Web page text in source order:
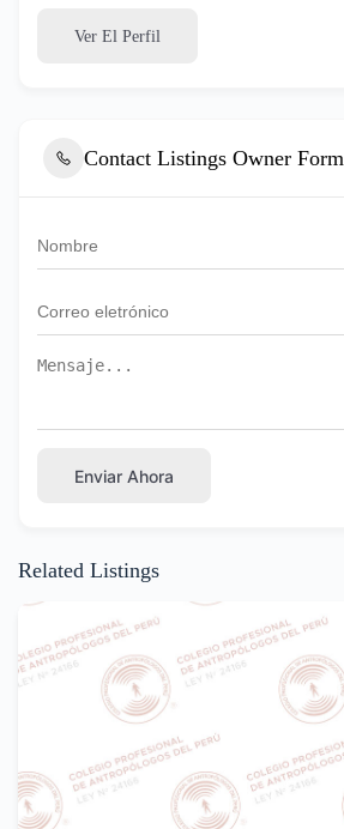
Ver El Perfil
Contact Listings Owner Form
Enviar Ahora
Related Listings